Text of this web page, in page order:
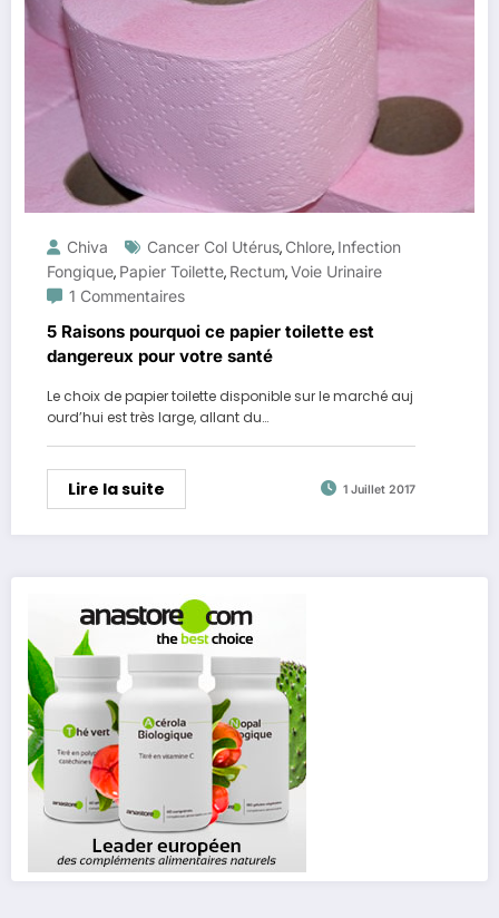
Chiva Cancer Col Utérus, Chlore, Infection
Fongique, Papier Toilette, Rectum,Voie Urinaire
1 Commentaires
5 Raisons pourquoi ce papier toilette est
dangereux pour votre santé
Le choix de papier toilette disponible sur le marché auj
ourd’hui est très large, allant du…
Lire la suite 1 Juillet 2017